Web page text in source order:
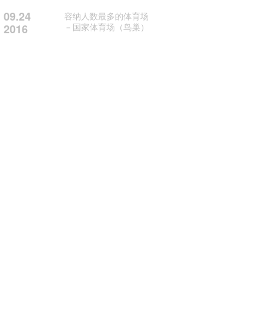
09.24
2016
容纳人数最多的体育场
－国家体育场（鸟巢）